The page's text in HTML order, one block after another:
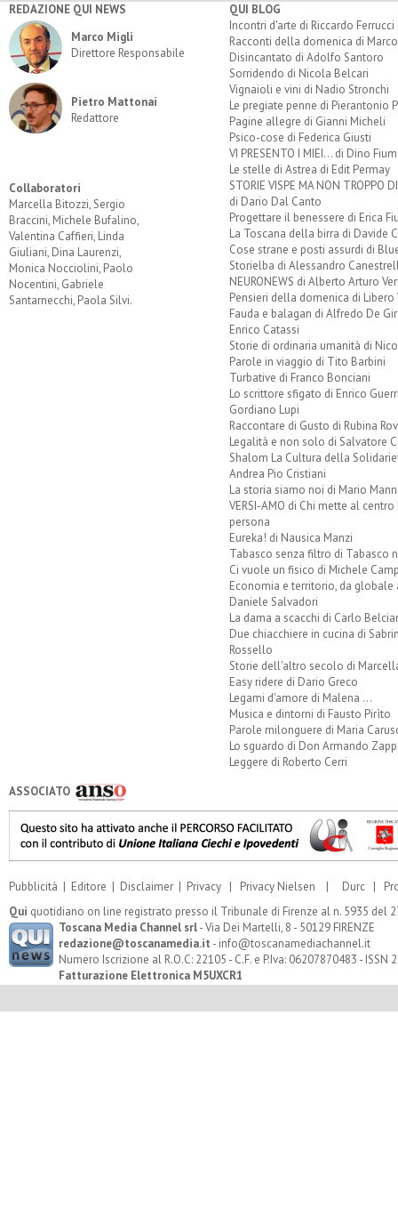
REDAZIONE QUI NEWS
Marco Migli
Direttore Responsabile
Pietro Mattonai
Redattore
Collaboratori
Marcella Bitozzi, Sergio
Braccini, Michele Bufalino,
Valentina Caffieri, Linda
Giuliani, Dina Laurenzi,
Monica Nocciolini, Paolo
Nocentini, Gabriele
Santarnecchi, Paola Silvi.
QUI BLOG
Incontri d'arte di Riccardo Ferrucci
Racconti della domenica di
Disincantato di Adolfo Santoro
Sorridendo di Nicola Belcari
Vignaioli e vini di Nadio Stronchi
Le pregiate penne di Pierantonio
Pagine allegre di Gianni Micheli
Psico-cose di Federica Giusti
VI PRESENTO I MIEI... di Dino
Le stelle di Astrea di Edit Permay
STORIE VISPE MA NON TROPPO
di Dario Dal Canto
Progettare il benessere di Erica
La Toscana della birra di Davide
Cose strane e posti assurdi di
Storielba di Alessandro
NEURONEWS di Alberto Arturo
Pensieri della domenica di Libero
Fauda e balagan di Alfredo De
Enrico Catassi
Storie di ordinaria umanità di
Parole in viaggio di Tito Barbini
Turbative di Franco Bonciani
Lo scrittore sfigato di Enrico
Gordiano Lupi
Raccontare di Gusto di Rubina
Legalità e non solo di Salvatore
Shalom La Cultura della
Andrea Pio Cristiani
La storia siamo noi di Mario
VERSI-AMO di Chi mette al centro
persona
Eureka! di Nausica Manzi
Tabasco senza filtro di Tabasco
Ci vuole un fisico di Michele
Economia e territorio, da globale
Daniele Salvadori
La dama a scacchi di Carlo
Due chiacchiere in cucina di
Rossello
Storie dell'altro secolo di
Easy ridere di Dario Greco
Legami d'amore di Malena ...
Musica e dintorni di Fausto Pirìto
Parole milonguere di Maria
Lo sguardo di Don Armando
Leggere di Roberto Cerri
ASSOCIATO
Pubblicità | Editore | Disclaimer | Privacy | Privacy Nielsen | Durc |
Qui quotidiano on line registrato presso il Tribunale di Firenze al n. 5935 del
Toscana Media Channel srl- Via Dei Martelli, 8 - 50129 FIRENZE
redazione@toscanamedia.it - info@toscanamediachannel.it
Numero Iscrizione al R.O.C: 22105 - C.F. e P.Iva: 06207870483 - ISSN
Fatturazione Elettronica M5UXCR1